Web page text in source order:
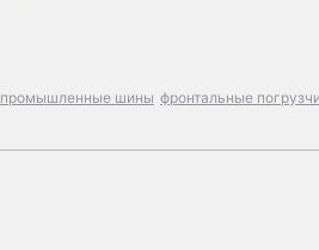
промышленные шины фронтальные